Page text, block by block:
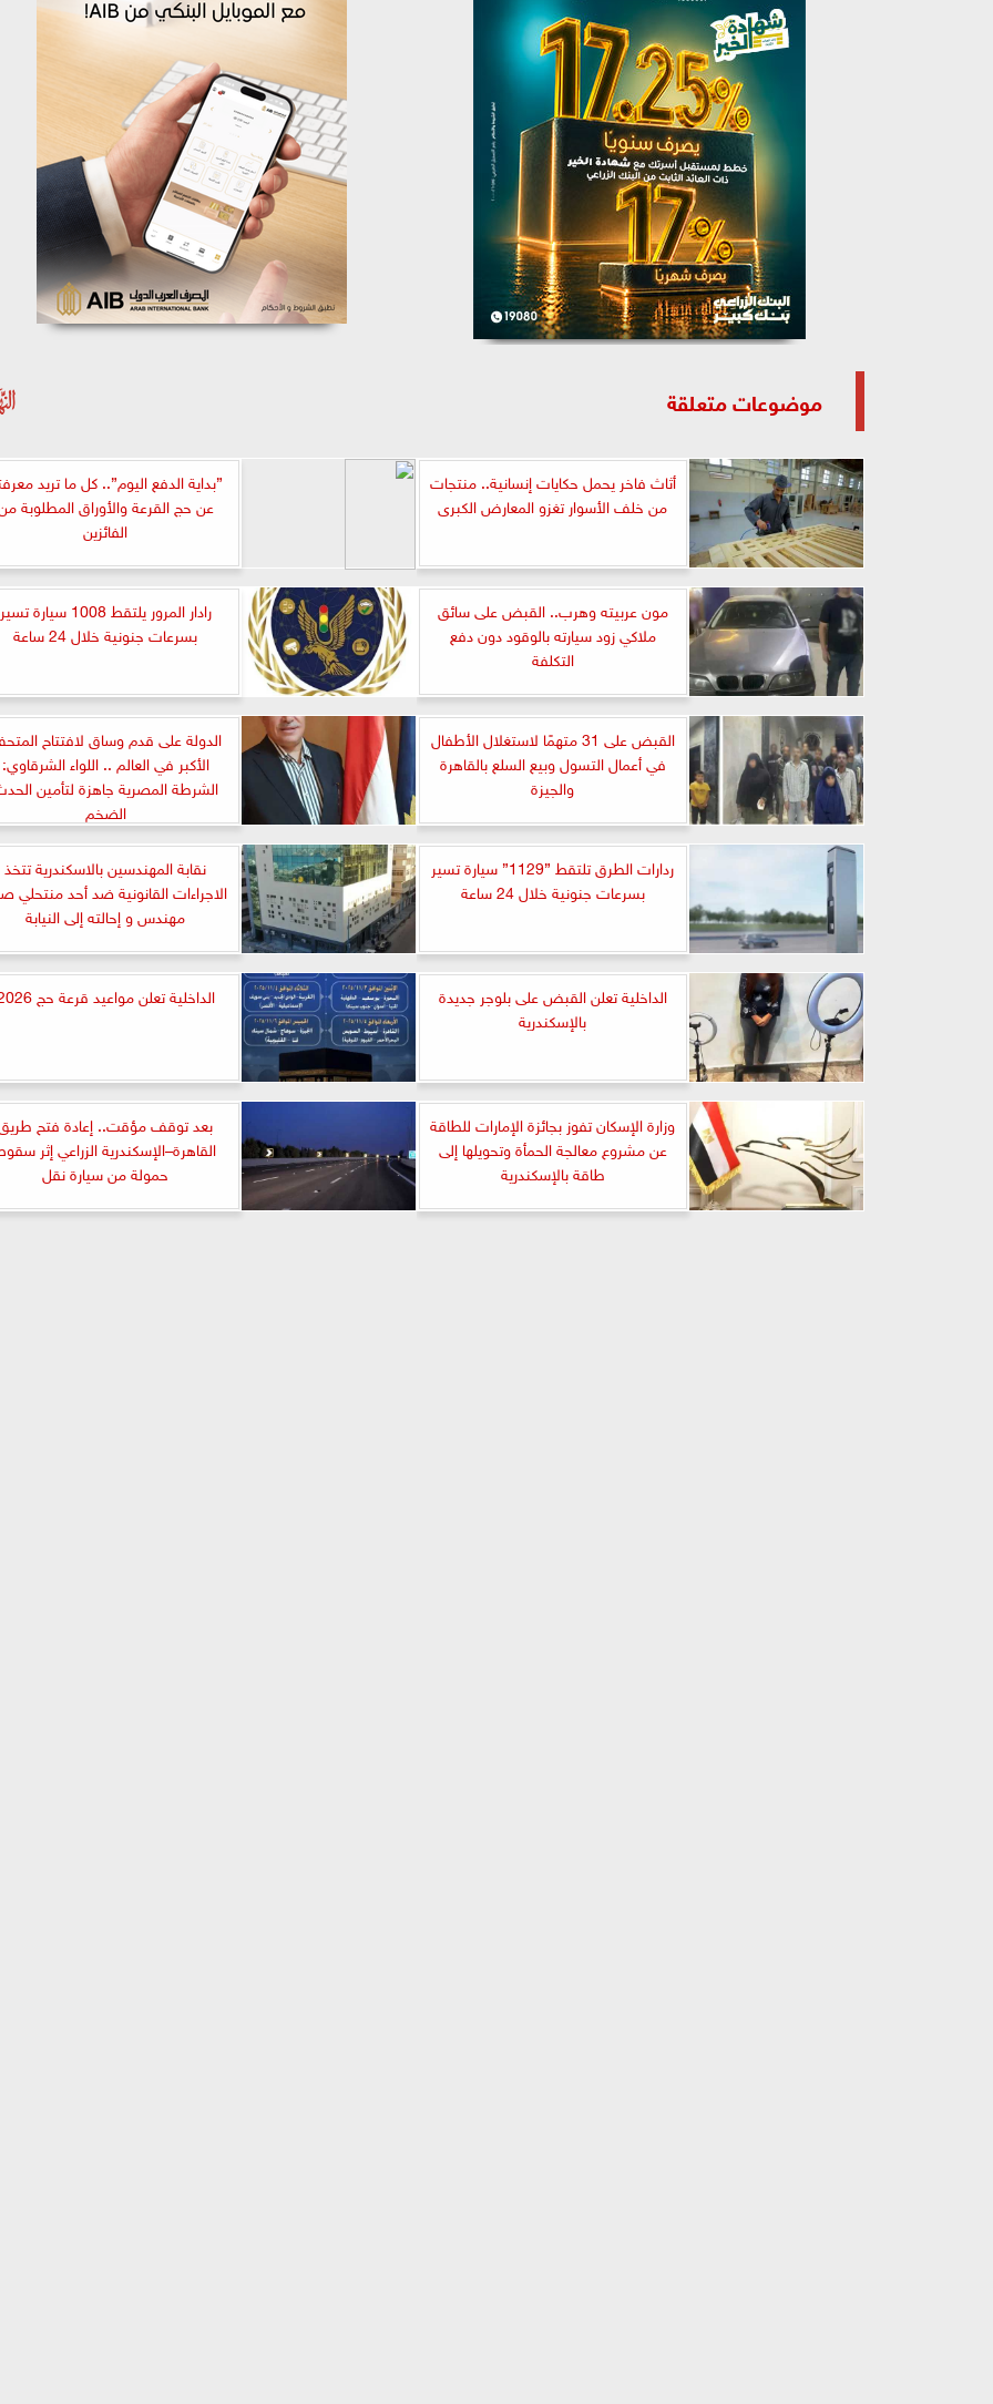
موضوعات متعلقة
أثاث فاخر يحمل حكايات إنسانية.. منتجات
من خلف الأسوار تغزو المعارض الكبرى
”بداية الدفع اليوم”.. كل ما تريد
عن حج القرعة والأوراق المطلوبة
الفائزين
مون عربيته وهرب.. القبض على سائق
ملاكي زود سيارته بالوقود دون دفع
التكلفة
رادار المرور يلتقط 1008 سيارة تسير
بسرعات جنونية خلال 24 ساعة
القبض على 31 متهمًا لاستغلال الأطفال
في أعمال التسول وبيع السلع بالقاهرة
والجيزة
الدولة على قدم وساق لافتتاح
الأكبر في العالم .. اللواء الشرقاوي:
الشرطة المصرية جاهزة لتأمين
الضخم
ردارات الطرق تلتقط ”1129” سيارة تسير
بسرعات جنونية خلال 24 ساعة
نقابة المهندسين بالاسكندرية تتخذ
الاجراءات القانونية ضد أحد منتحلي
مهندس و إحالته إلى النيابة
الداخلية تعلن القبض على بلوجر جديدة
بالإسكندرية
الداخلية تعلن مواعيد قرعة حج 2026
وزارة الإسكان تفوز بجائزة الإمارات للطاقة
عن مشروع معالجة الحمأة وتحويلها إلى
طاقة بالإسكندرية
بعد توقف مؤقت.. إعادة فتح
القاهرة–الإسكندرية الزراعي إثر
حمولة من سيارة نقل